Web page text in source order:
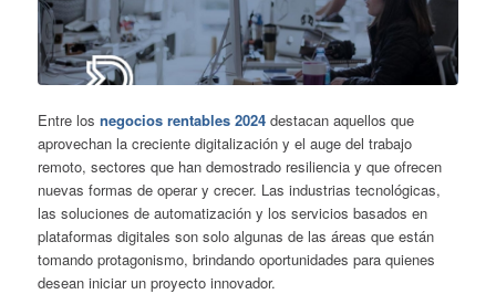
Entre los negocios rentables 2024 destacan aquellos que
aprovechan la creciente digitalización y el auge del trabajo
remoto, sectores que han demostrado resiliencia y que ofrecen
nuevas formas de operar y crecer. Las industrias tecnológicas,
las soluciones de automatización y los servicios basados en
plataformas digitales son solo algunas de las áreas que están
tomando protagonismo, brindando oportunidades para quienes
desean iniciar un proyecto innovador.